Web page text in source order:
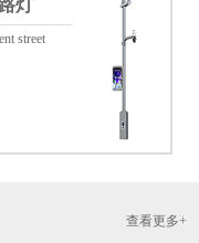
灯
street
查看更多+